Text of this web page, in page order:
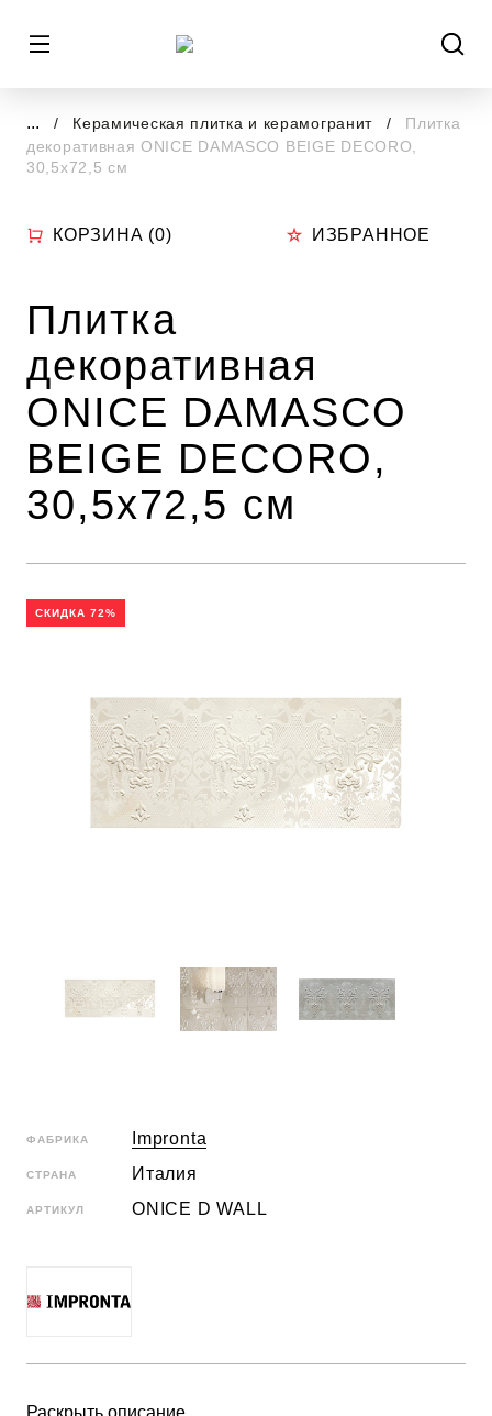
... Керамическая плитка и керамогранит
Плитка
декоративная ONICE DAMASCO BEIGE DECORO,
30,5х72,5 см
КОРЗИНА (0) ИЗБРАННОЕ
Плитка
декоративная
ONICE DAMASCO
BEIGE DECORO,
30,5х72,5 см
СКИДКА 72%
ФАБРИКА Impronta
СТРАНА Италия
АРТИКУЛ ONICE D WALL
Раскрыть описание